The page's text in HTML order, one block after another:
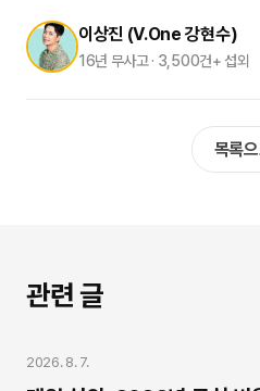
이상진 (V.One 강현수)
16년 무사고 · 3,500건+ 섭외
목록
관련 글
2026. 8. 7.